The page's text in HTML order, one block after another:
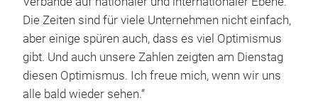
Die Zeiten sind für viele Unternehmen nicht einfach,
aber einige spüren auch, dass es viel Optimismus
gibt. Und auch unsere Zahlen zeigten am Dienstag
diesen Optimismus. Ich freue mich, wenn wir uns
alle bald wieder sehen.“